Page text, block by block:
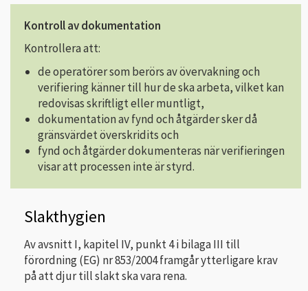
Kontroll av dokumentation
Kontrollera att:
de operatörer som berörs av övervakning och
verifiering känner till hur de ska arbeta, vilket kan
redovisas skriftligt eller muntligt,
dokumentation av fynd och åtgärder sker då
gränsvärdet överskridits och
fynd och åtgärder dokumenteras när verifieringen
visar att processen inte är styrd.
Slakthygien
Av avsnitt I, kapitel IV, punkt 4 i bilaga III till
förordning (EG) nr 853/2004 framgår ytterligare krav
på att djur till slakt ska vara rena.